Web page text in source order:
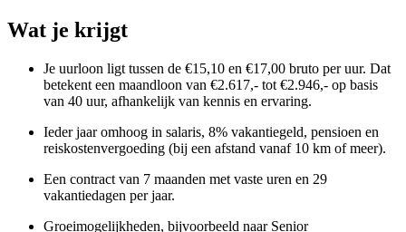
Wat je krijgt
Je uurloon ligt tussen de €15,10 en €17,00 bruto per uur. Dat
betekent een maandloon van €2.617,- tot €2.946,- op basis
van 40 uur, afhankelijk van kennis en ervaring.
Ieder jaar omhoog in salaris, 8% vakantiegeld, pensioen en
reiskostenvergoeding (bij een afstand vanaf 10 km of meer).
Een contract van 7 maanden met vaste uren en 29
vakantiedagen per jaar.
Groeimogelijkheden, bijvoorbeeld naar Senior